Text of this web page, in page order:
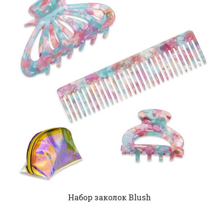
Набор заколок Blush